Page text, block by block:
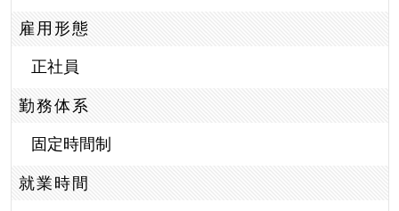
雇用形態
正社員
勤務体系
固定時間制
就業時間